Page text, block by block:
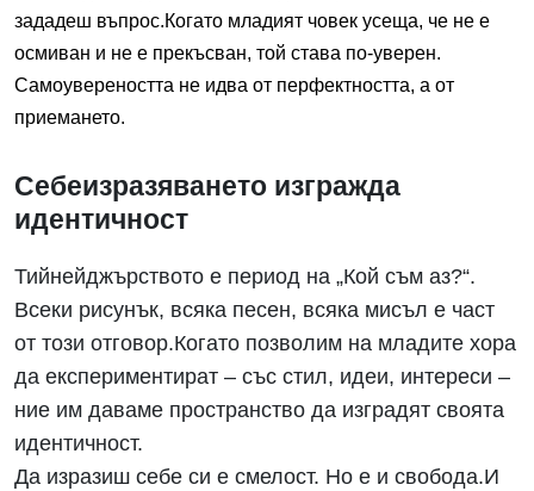
зададеш въпрос.Когато младият човек усеща, че не е
осмиван и не е прекъсван, той става по-уверен.
Самоувереността не идва от перфектността, а от
приемането.
Себеизразяването изгражда
идентичност
Тийнейджърството е период на „Кой съм аз?“.
Всеки рисунък, всяка песен, всяка мисъл е част
от този отговор.Когато позволим на младите хора
да експериментират – със стил, идеи, интереси –
ние им даваме пространство да изградят своята
идентичност.
Да изразиш себе си е смелост. Но е и свобода.И